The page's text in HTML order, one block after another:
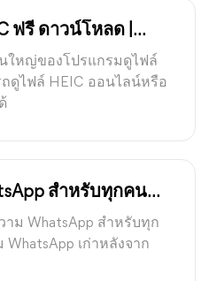
ฟรี ดาวน์โหลด |
ใหญ่ของโปรแกรมดูไฟล์
ดูไฟล์ HEIC ออนไลน์หรือ
สำหรับทุกคน
ม WhatsApp สำหรับทุก
เก่าหลังจาก